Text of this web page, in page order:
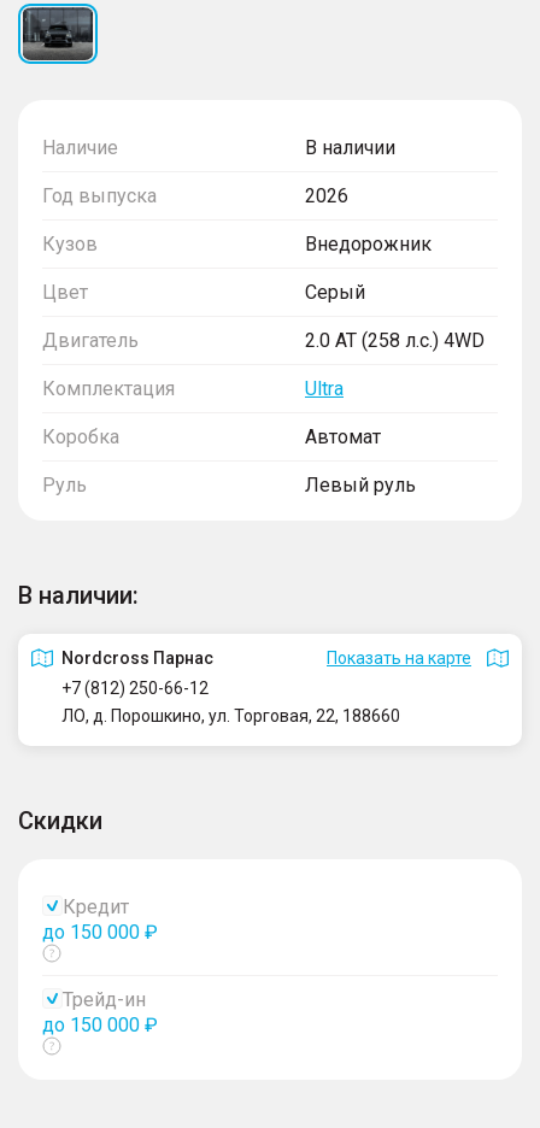
Наличие В наличии
Год выпуска 2026
Кузов Внедорожник
Цвет Серый
Двигатель 2.0 AT (258 л.с.) 4WD
Комплектация Ultra
Коробка Автомат
Руль Левый руль
В наличии:
Nordcross Парнас
Показать на карте
+7 (812) 250-66-12
ЛО, д. Порошкино, ул. Торговая, 22, 188660
Скидки
Кредит
до 150 000 ₽
Показать
Трейд-ин
до 150 000 ₽
Показать